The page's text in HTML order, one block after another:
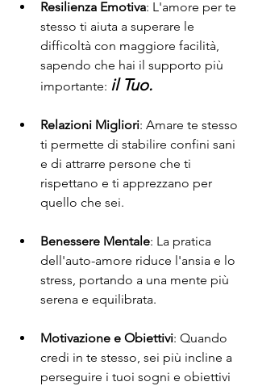
Resilienza Emotiva: L'amore per te
stesso ti aiuta a superare le
difficoltà con maggiore facilità,
sapendo che hai il supporto più
importante: il Tuo.
Relazioni Migliori: Amare te stesso
ti permette di stabilire confini sani
e di attrarre persone che ti
rispettano e ti apprezzano per
quello che sei.
Benessere Mentale: La pratica
dell'auto-amore riduce l'ansia e lo
stress, portando a una mente più
serena e equilibrata.
Motivazione e Obiettivi: Quando
credi in te stesso, sei più incline a
perseguire i tuoi sogni e obiettivi